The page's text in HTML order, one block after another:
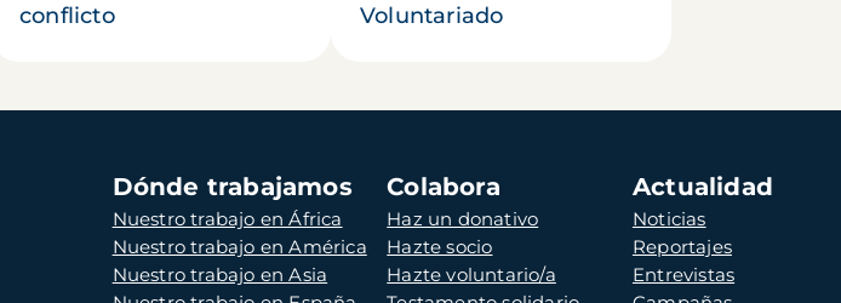
conflicto
Voluntariado
Dónde trabajamos
Nuestro trabajo en África
Nuestro trabajo en América
Nuestro trabajo en Asia
Colabora
Haz un donativo
Hazte socio
Hazte voluntario/a
Actualidad
Noticias
Reportajes
Entrevistas